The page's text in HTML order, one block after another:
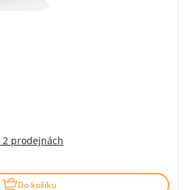
2 prodejnách
Do košíku